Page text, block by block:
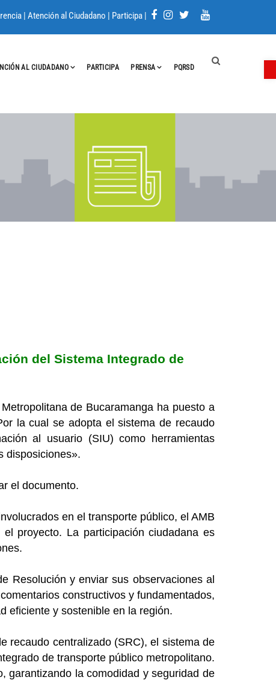
| Atención al Ciudadano | Participa |
AL CIUDADANO PARTICIPA PRENSA PQRSD
del Sistema Integrado de
de Bucaramanga ha puesto a
la cual se adopta el sistema de recaudo
al usuario (SIU) como herramientas
disposiciones».
el documento.
en el transporte público, el AMB
proyecto. La participación ciudadana es
Resolución y enviar sus observaciones al
constructivos y fundamentados,
eficiente y sostenible en la región.
recaudo centralizado (SRC), el sistema de
de transporte público metropolitano.
garantizando la comodidad y seguridad de